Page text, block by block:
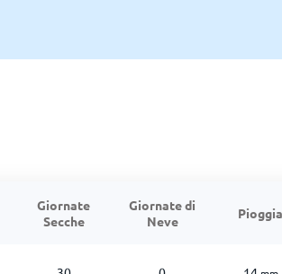
Giornate
Secche
Giornate di
Neve
Pioggia